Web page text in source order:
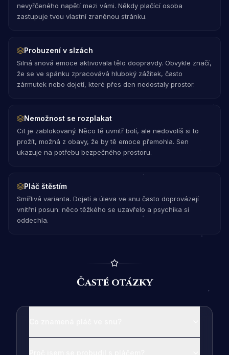
nevyřčeného napětí mezi vámi. Někdy plačící osoba
zastupuje tvou vlastní zraněnou stránku.
Probuzení v slzách
Silná snová emoce aktivovala tělo doopravdy. Obvykle značí,
že se ve spánku zpracovává hluboký zážitek, často
zármutek nebo dojetí, které přes den nedostaly prostor.
Nemožnost se rozplakat
Cit je zablokovaný. Něco tě uvnitř bolí, ale nedovolíš si to
prožít, možná z obavy, že by tě emoce přemohla. Sen
ukazuje na potřebu bezpečného prostoru.
Pláč štěstím
Smířlivá varianta. Dojetí a úleva ve snu často doprovázejí
vnitřní posun: něco těžkého se uzavřelo a psychika si
oddechla.
Časté otázky